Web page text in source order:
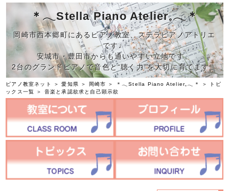
＊𓂃Stella Piano Atelier𓈒𓂃＊
岡崎市西本郷町にあるピアノ教室、ステラピアノアトリエ
です♩
安城市・豊田市からも通いやすい立地です。
2台のグランドピアノで音色と“聴く力”を大切に育てます。
ピアノ教室ネット ＞愛知県 ＞ 岡崎市 ＞ ＊𓂃Stella Piano Atelier𓈒𓂃＊ ＞
トピ
ックス一覧
＞ 音楽と承認欲求と自己顕示欲